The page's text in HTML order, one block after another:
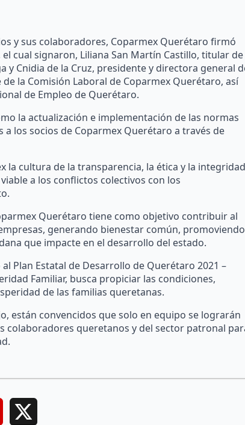
y sus colaboradores, Coparmex Querétaro firmó
cual signaron, Liliana San Martín Castillo, titular de
y Cnidia de la Cruz, presidente y directora general
la Comisión Laboral de Coparmex Querétaro, así
de Empleo de Querétaro.
la actualización e implementación de las normas
los socios de Coparmex Querétaro a través de
la cultura de la transparencia, la ética y la integridad
a los conflictos colectivos con los
Querétaro tiene como objetivo contribuir al
generando bienestar común, promoviendo
que impacte en el desarrollo del estado.
Plan Estatal de Desarrollo de Querétaro 2021 –
Familiar, busca propiciar las condiciones,
de las familias queretanas.
están convencidos que solo en equipo se lograrán
colaboradores queretanos y del sector patronal
Facebook